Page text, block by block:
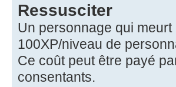
Ressusciter
Un personnage qui
100XP/niveau de
Ce coût peut être payé
consentants.